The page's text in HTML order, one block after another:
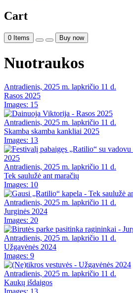
Cart
0 Items Buy now
Nuotraukos
Antradienis, 2025 m. lapkričio 11 d.
Rasos 2025
Images: 15
Antradienis, 2025 m. lapkričio 11 d.
Skamba skamba kankliai 2025
Images: 13
Antradienis, 2025 m. lapkričio 11 d.
Tek saulužė ant maračių
Images: 10
Antradienis, 2025 m. lapkričio 11 d.
Jurginės 2024
Images: 20
Antradienis, 2025 m. lapkričio 11 d.
Užgavėnės 2024
Images: 9
Antradienis, 2025 m. lapkričio 11 d.
Kaukų išdaigos